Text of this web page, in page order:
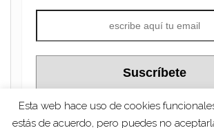
Esta web hace uso de cookies
estás de acuerdo, pero puedes no